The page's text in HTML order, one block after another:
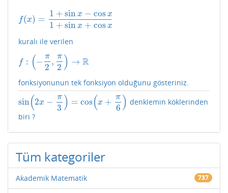
f(x) =
1 + sin x − cosx
1 + sin x + cosx
f(x)=1 +sinx−cosx1+sinx+cosx
kuralı ile verilen
f : (− π
2
, π
2 ) → R
f :(− π2,π2) → R
fonksiyonunun tek fonksiyon olduğunu gösteriniz.
sin(2x − π
3 ) = cos(x + π
6 )
sin(2 x−π 3) =cos x+ π6)
denklemin köklerinden
biri ?
Tüm kategoriler
Akademik Matematik 737